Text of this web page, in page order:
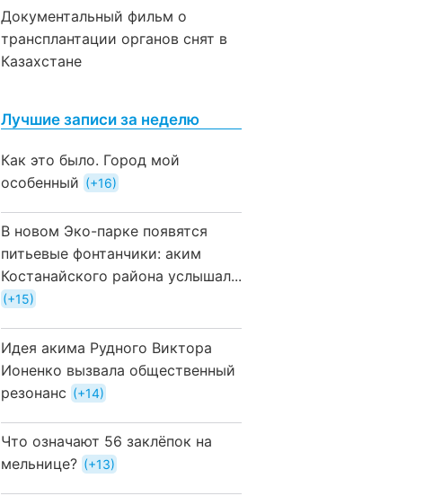
Документальный фильм о
трансплантации органов снят в
Казахстане
Лучшие записи за неделю
Как это было. Город мой
особенный
+16
В новом Эко-парке появятся
питьевые фонтанчики: аким
Костанайского района услышал...
+15
Идея акима Рудного Виктора
Ионенко вызвала общественный
резонанс
+14
Что означают 56 заклёпок на
мельнице?
+13